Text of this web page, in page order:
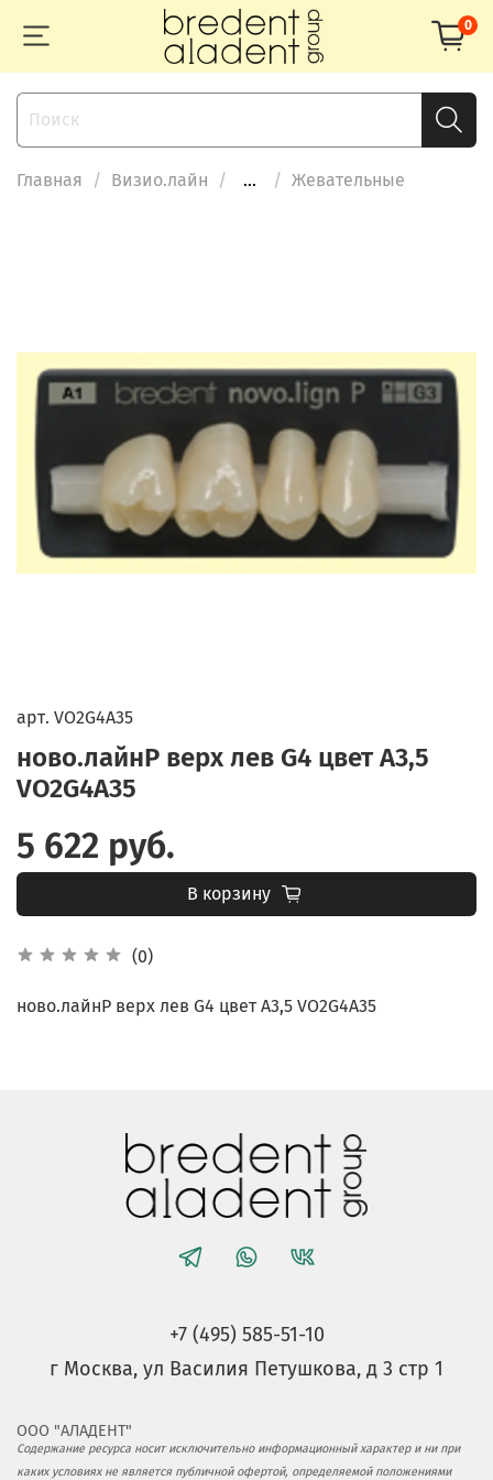
0
Главная Визио.лайн ... Жевательные
арт. VO2G4A35
ново.лайнP верх лев G4 цвет A3,5
VO2G4A35
(0)
5 622 руб.
В корзину
ново.лайнP верх лев G4 цвет A3,5 VO2G4A35
+7 (495) 585-51-10
г Москва, ул Василия Петушкова, д 3 стр 1
ООО "АЛАДЕНТ"
Содержание ресурса носит исключительно информационный характер и ни при
каких условиях не является публичной офертой, определяемой положениями